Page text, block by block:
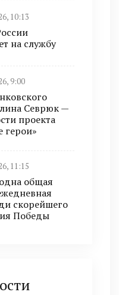
10:13
на службу
9:00
Севрюк —
проекта
герои»
11:15
общая
скорейшего
Победы